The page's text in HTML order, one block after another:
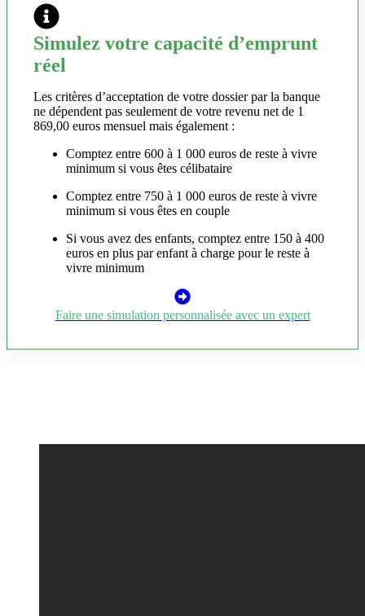
Simulez votre capacité d’emprunt
réel
Les critères d’acceptation de votre dossier par la banque
ne dépendent pas seulement de votre revenu net de 1
869,00 euros mensuel mais également :
Comptez entre 600 à 1 000 euros de reste à vivre
minimum si vous êtes célibataire
Comptez entre 750 à 1 000 euros de reste à vivre
minimum si vous êtes en couple
Si vous avez des enfants, comptez entre 150 à 400
euros en plus par enfant à charge pour le reste à
vivre minimum
Faire une simulation personnalisée avec un expert